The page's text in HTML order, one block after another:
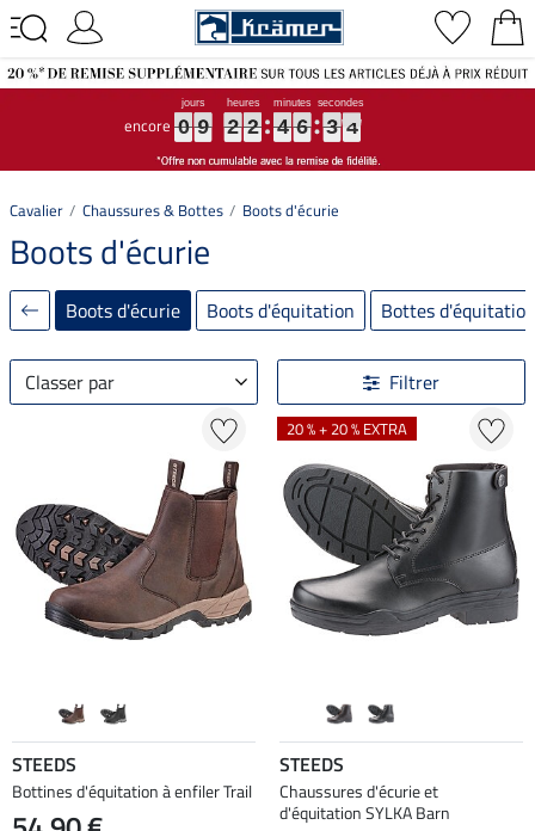
encore 0
0
0
0 9
9
9
9 2
2
2
2 2
2
2
2 4
4
4
4 6
6
6
6 3
3
3
3 2
3
2
3
Cavalier Chaussures & Bottes Boots d'écurie
Boots d'écurie
Boots d'écurie Boots d'équitation Bottes d'équitation
Classer par Filtrer
STEEDS
Bottines d'équitation à enfiler Trail
20 % + 20 % EXTRA
STEEDS
Chaussures d'écurie et
d'équitation SYLKA Barn